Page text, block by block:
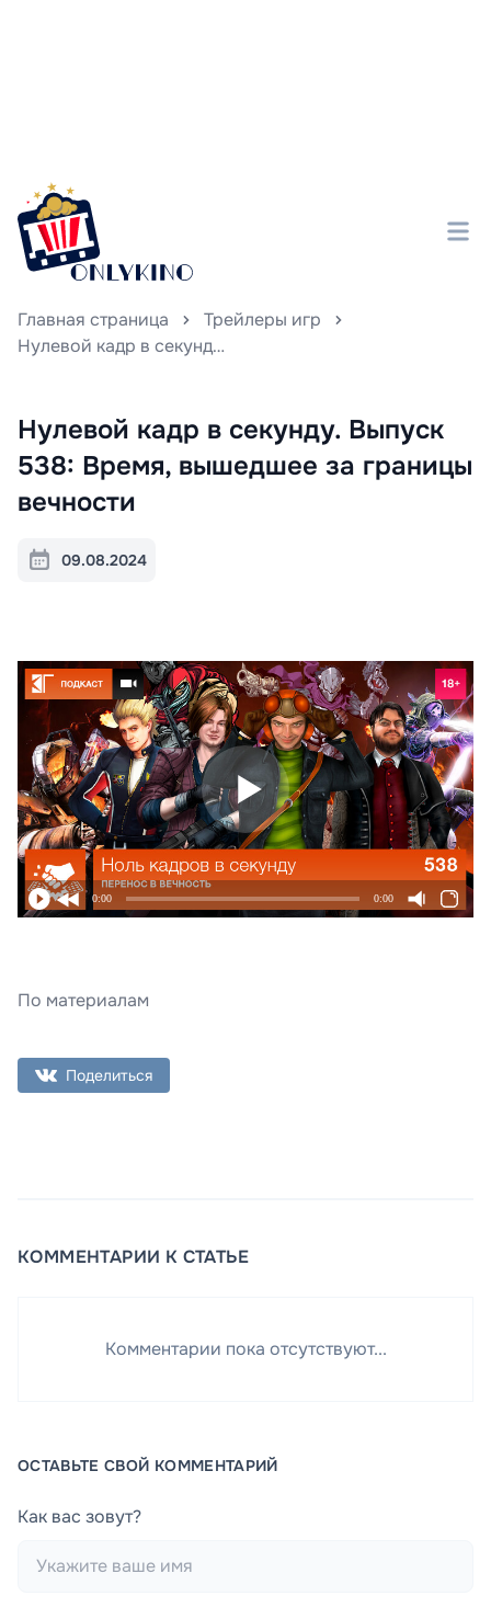
Главная страница
Трейлеры игр
Нулевой кадр в секунду. Выпуск 538: Время, вышедшее за границы вечности
Нулевой кадр в секунду. Выпуск
538: Время, вышедшее за границы
вечности
09.08.2024
0:00 0:00
По материалам
Поделиться
КОММЕНТАРИИ К СТАТЬЕ
Комментарии пока отсутствуют...
ОСТАВЬТЕ СВОЙ КОММЕНТАРИЙ
Как вас зовут?